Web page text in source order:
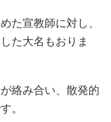
た宣教師に対し、
た大名もおりま
絡み合い、散発的
。